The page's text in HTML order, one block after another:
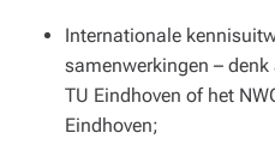
Internationale
samenwerkingen –
TU Eindhoven of het
Eindhoven;